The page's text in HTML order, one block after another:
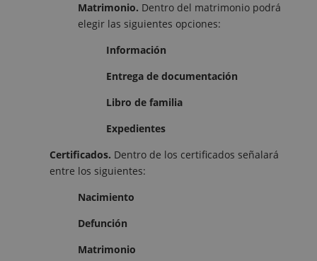
Matrimonio. Dentro del matrimonio podrá
elegir las siguientes opciones:
Información
Entrega de documentación
Libro de familia
Expedientes
Certificados. Dentro de los certificados señalará
entre los siguientes:
Nacimiento
Defunción
Matrimonio